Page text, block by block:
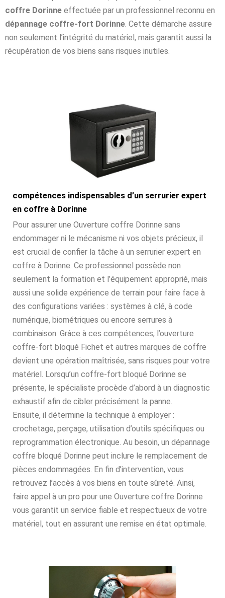
coffre Dorinne effectuée par un professionnel reconnu en
dépannage coffre-fort Dorinne. Cette démarche assure
non seulement l’intégrité du matériel, mais garantit aussi la
récupération de vos biens sans risques inutiles.
compétences indispensables d’un serrurier expert
en coffre à Dorinne
Pour assurer une Ouverture coffre Dorinne sans
endommager ni le mécanisme ni vos objets précieux, il
est crucial de confier la tâche à un serrurier expert en
coffre à Dorinne. Ce professionnel possède non
seulement la formation et l’équipement approprié, mais
aussi une solide expérience de terrain pour faire face à
des configurations variées : systèmes à clé, à code
numérique, biométriques ou encore serrures à
combinaison. Grâce à ces compétences, l’ouverture
coffre-fort bloqué Fichet et autres marques de coffre
devient une opération maîtrisée, sans risques pour votre
matériel. Lorsqu’un coffre-fort bloqué Dorinne se
présente, le spécialiste procède d’abord à un diagnostic
exhaustif afin de cibler précisément la panne.
Ensuite, il détermine la technique à employer :
crochetage, perçage, utilisation d’outils spécifiques ou
reprogrammation électronique. Au besoin, un dépannage
coffre bloqué Dorinne peut inclure le remplacement de
pièces endommagées. En fin d’intervention, vous
retrouvez l’accès à vos biens en toute sûreté. Ainsi,
faire appel à un pro pour une Ouverture coffre Dorinne
vous garantit un service fiable et respectueux de votre
matériel, tout en assurant une remise en état optimale.